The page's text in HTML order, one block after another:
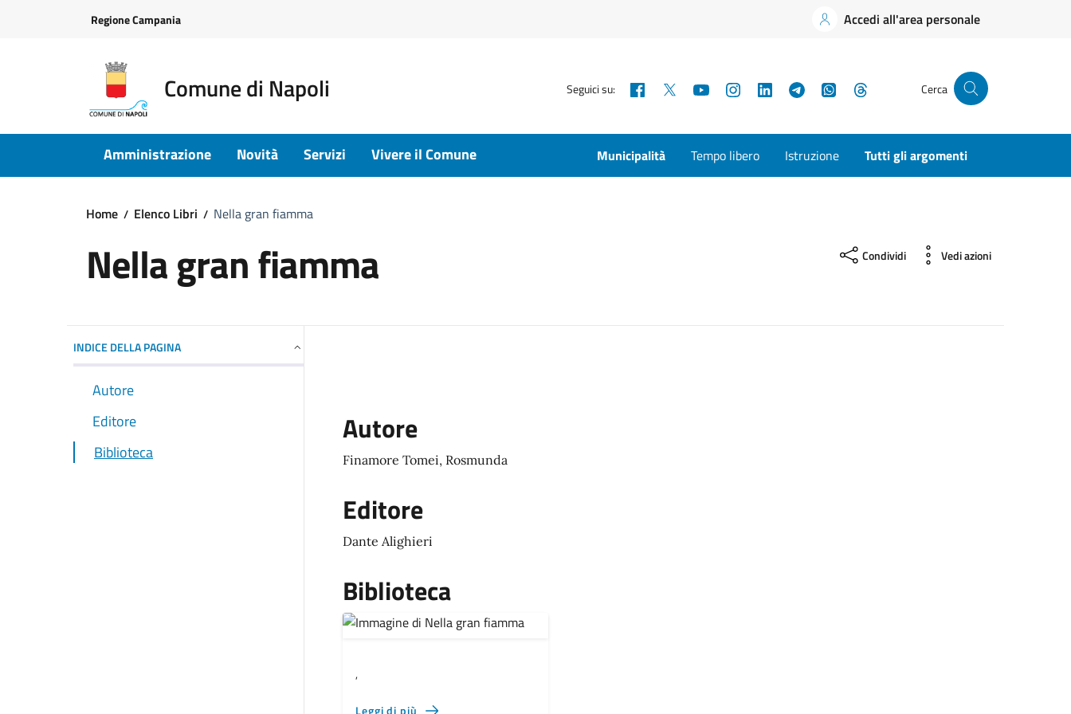
Regione Campania Accedi all'area personale
Comune di Napoli Seguici su: Facebook YouTubeInstagramLinkedInTelegramWhatsApp Cerca
Amministrazione Novità Servizi Vivere il Comune Municipalità Tempo libero Istruzione Tutti gli argomenti
Home Elenco Libri Nella gran fiamma
Nella gran fiamma Condividi Vedi azioni
INDICE DELLA PAGINA
Autore
Editore
Biblioteca
Autore
Finamore Tomei, Rosmunda
Editore
Dante Alighieri
Biblioteca
,
Leggi di più